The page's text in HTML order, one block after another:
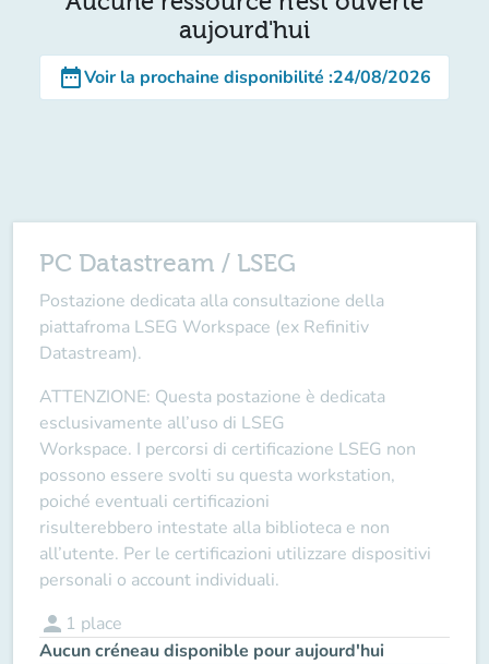
aujourd'hui
date_rangeVoir la prochaine disponibilité :24/08/2026
PC Datastream / LSEG
Postazione dedicata alla consultazione della
piattafroma LSEG Workspace (ex Refinitiv
Datastream).
ATTENZIONE: Questa postazione è dedicata
esclusivamente all’uso di LSEG
Workspace. I percorsi di certificazione LSEG non
possono essere svolti su questa workstation,
poiché eventuali certificazioni
risulterebbero intestate alla biblioteca e non
all’utente. Per le certificazioni utilizzare dispositivi
personali o account individuali.
person 1 place
Aucun créneau disponible pour aujourd'hui